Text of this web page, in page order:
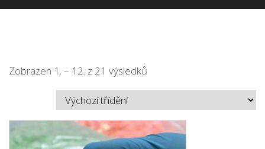
Zobrazen 1. – 12. z 21 výsledků